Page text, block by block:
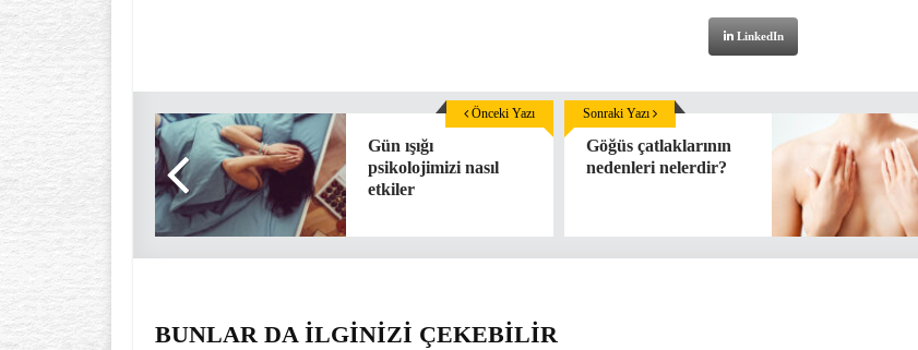
LinkedIn
Gün ışığı
psikolojimizi nasıl
etkiler
Önceki Yazı
Göğüs çatlaklarının
nedenleri nelerdir?
Sonraki Yazı
BUNLAR DA İLGİNİZİ ÇEKEBİLİR